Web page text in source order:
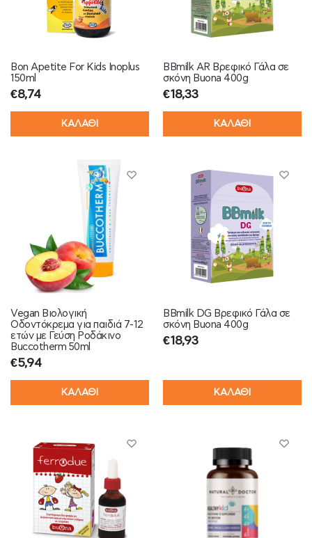
Bon Apetite For Kids Inoplus
150ml
€8,74
ΚΑΛΑΘΙ
BBmilk AR Βρεφικό Γάλα σε
σκόνη Buona 400g
€18,33
ΚΑΛΑΘΙ
Vegan Βιολογική
Οδοντόκρεμα για παιδιά 7-12
ετών με Γεύση Ροδάκινο
Buccotherm 50ml
€5,94
ΚΑΛΑΘΙ
BBmilk DG Βρεφικό Γάλα σε
σκόνη Buona 400g
€18,93
ΚΑΛΑΘΙ